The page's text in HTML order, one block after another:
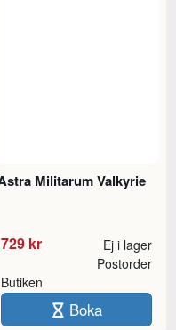
Militarum Valkyrie
729 kr Ej i lager
Butiken
Postorder
Boka